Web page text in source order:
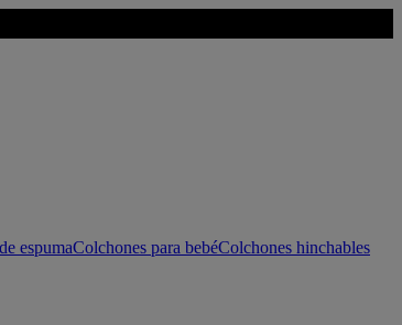
espumaColchones para bebéColchones hinchables